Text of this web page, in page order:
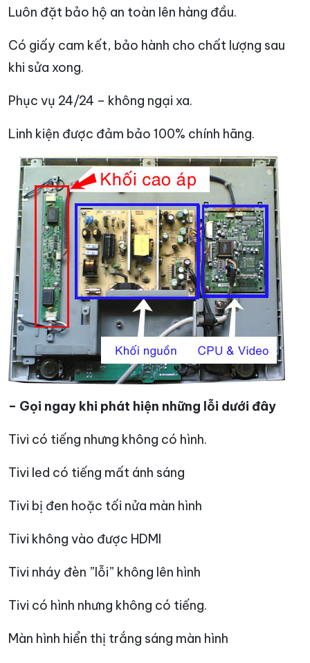
Luôn đặt bảo hộ an toàn lên hàng đầu.
Có giấy cam kết, bảo hành cho chất lượng sau
khi sửa xong.
Phục vụ 24/24 – không ngại xa.
Linh kiện được đảm bảo 100% chính hãng.
– Gọi ngay khi phát hiện những lỗi dưới đây
Tivi có tiếng nhưng không có hình.
Tivi led có tiếng mất ánh sáng
Tivi bị đen hoặc tối nửa màn hình
Tivi không vào được HDMI
Tivi nháy đèn ”lỗi” không lên hình
Tivi có hình nhưng không có tiếng.
Màn hình hiển thị trắng sáng màn hình